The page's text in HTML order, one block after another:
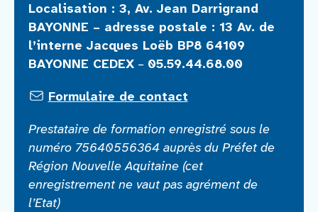
Les modalités de sélection sont définies
par l’employeur du stagiaire. La sélection
se fera au regard du nombre de places
disponibles sur une session de formation
Calendrier et inscription
Prochaines sessions :
Les 24 -25 mars puis 16 octobre
2026
Débouchés :
Localisation : 3, Av. Jean Darrigrand
BAYONNE – adresse postale : 13 Av. de
l’interne Jacques Loëb BP8 64109
BAYONNE CEDEX – 05.59.44.68.00
Formulaire de contact
Prestataire de formation enregistré sous le
numéro 75640556364 auprès du Préfet de
Région Nouvelle Aquitaine (cet
enregistrement ne vaut pas agrément de
l’Etat)